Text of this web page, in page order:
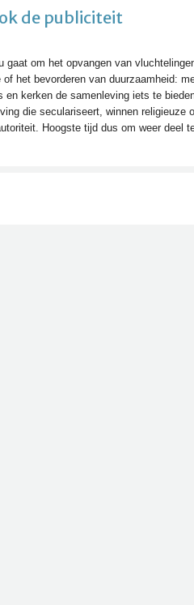
de publiciteit
gaat om het opvangen van
of het bevorderen van duurzaamheid:
en kerken de samenleving iets te
die seculariseert, winnen religieuze
Hoogste tijd dus om weer deel